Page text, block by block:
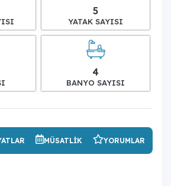
5
YATAK SAYISI
4
BANYO SAYISI
MÜSATLIK YORUMLAR